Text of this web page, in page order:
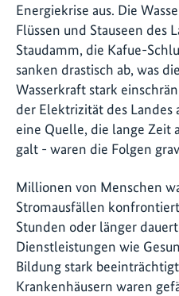
Energiekrise aus. Die
Flüssen und Stauseen des
Staudamm, die Kafue-
sanken drastisch ab, was
Wasserkraft stark
der Elektrizität des Landes
eine Quelle, die lange Zeit
galt - waren die Folgen
Millionen von Menschen
Stromausfällen
Stunden oder länger
Dienstleistungen wie
Bildung stark
Krankenhäusern waren